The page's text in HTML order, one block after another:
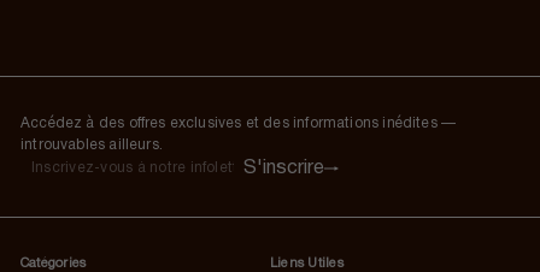
Accédez à des offres exclusives et des informations inédites —
introuvables ailleurs.
S'inscrire
Inscrivez-
notre
S'inscrire
Catégories Liens Utiles